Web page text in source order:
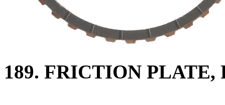
189. FRICTION PLATE,